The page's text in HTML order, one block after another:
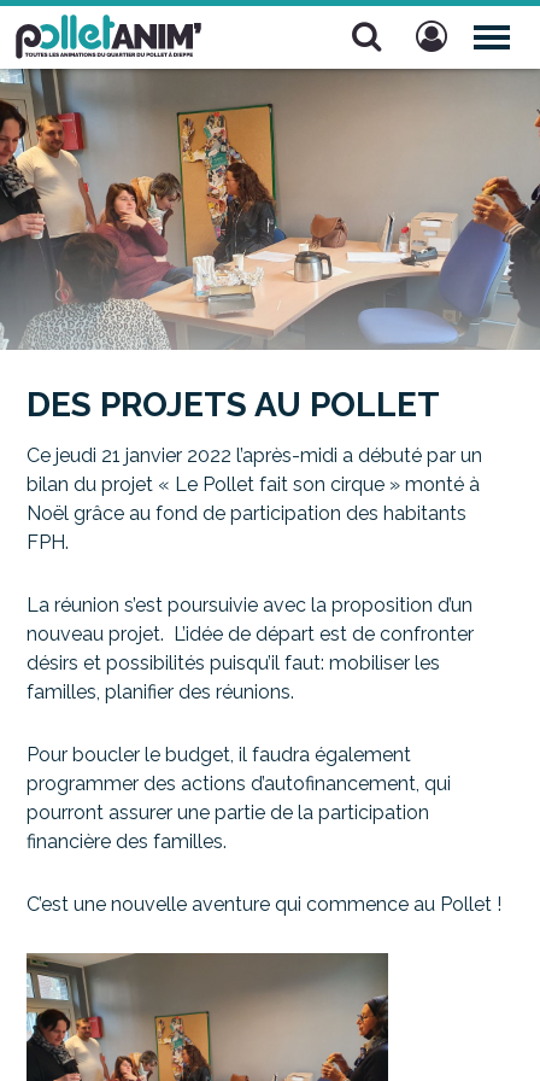
Pollet Anim'
DES PROJETS AU POLLET
Ce jeudi 21 janvier 2022 l’après-midi a débuté par un
bilan du projet « Le Pollet fait son cirque » monté à
Noël grâce au fond de participation des habitants
FPH.
La réunion s’est poursuivie avec la proposition d’un
nouveau projet. L’idée de départ est de confronter
désirs et possibilités puisqu’il faut: mobiliser les
familles, planifier des réunions.
Pour boucler le budget, il faudra également
programmer des actions d’autofinancement, qui
pourront assurer une partie de la participation
financière des familles.
C’est une nouvelle aventure qui commence au Pollet !